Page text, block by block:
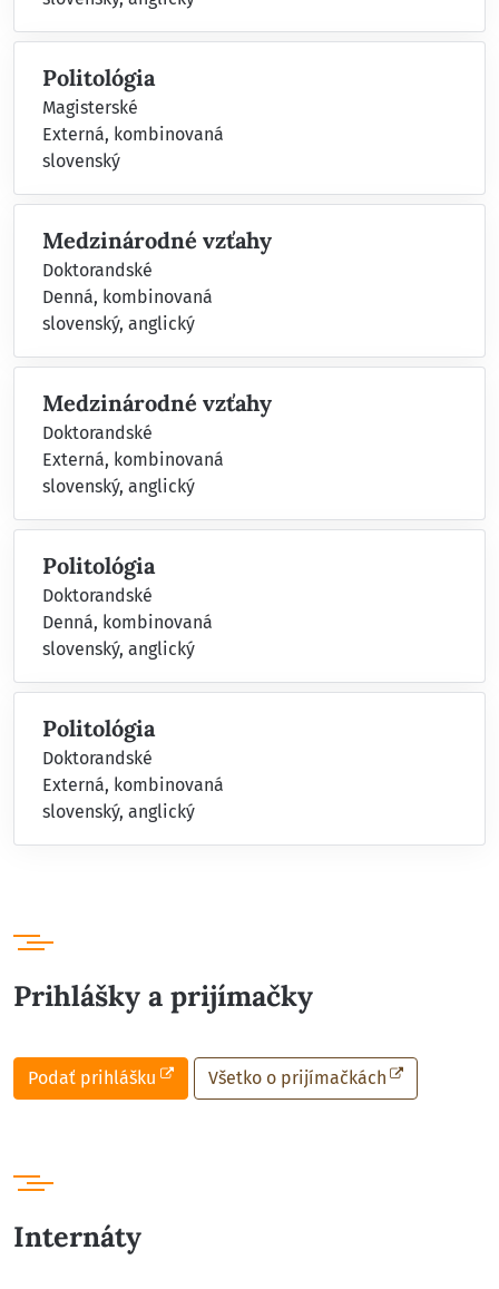
Politológia
Magisterské
Externá, kombinovaná
slovenský
Medzinárodné vzťahy
Doktorandské
Denná, kombinovaná
slovenský, anglický
Medzinárodné vzťahy
Doktorandské
Externá, kombinovaná
slovenský, anglický
Politológia
Doktorandské
Denná, kombinovaná
slovenský, anglický
Politológia
Doktorandské
Externá, kombinovaná
slovenský, anglický
Prihlášky a prijímačky
Podať prihlášku Všetko o prijímačkách
Internáty